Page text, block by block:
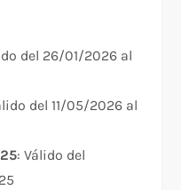
del 26/01/2026 al
del 11/05/2026 al
: Válido del